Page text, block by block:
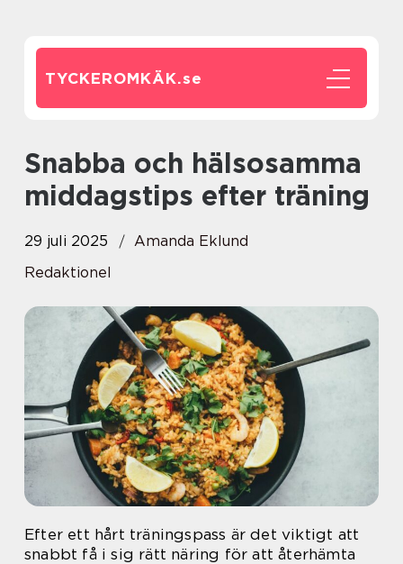
TYCKEROMKÄK.se
Snabba och hälsosamma
middagstips efter träning
29 juli 2025
Amanda Eklund
Redaktionel
Efter ett hårt träningspass är det viktigt att
snabbt få i sig rätt näring för att återhämta